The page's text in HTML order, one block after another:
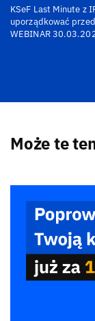
KSeF Last Minute z
uporządkować
WEBINAR
Może te